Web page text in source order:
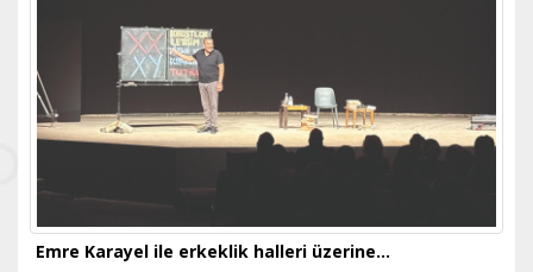
Emre Karayel ile erkeklik halleri üzerine…